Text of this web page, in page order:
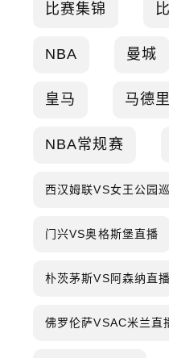
比赛集锦
NBA 曼城
皇马 马德
NBA常规赛
西汉姆联VS女王公园
门兴VS奥格斯堡直播
朴茨茅斯VS阿森纳直播
佛罗伦萨VSAC米兰直